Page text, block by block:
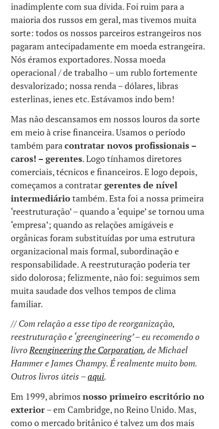
inadimplente com sua dívida. Foi ruim para a
maioria dos russos em geral, mas tivemos muita
sorte: todos os nossos parceiros estrangeiros nos
pagaram antecipadamente em moeda estrangeira.
Nós éramos exportadores. Nossa moeda
operacional / de trabalho – um rublo fortemente
desvalorizado; nossa renda – dólares, libras
esterlinas, ienes etc. Estávamos indo bem!
Mas não descansamos em nossos louros da sorte
em meio à crise financeira. Usamos o período
também paracontratar novos profissionais –
caros! – gerentes. Logo tínhamos diretores
comerciais, técnicos e financeiros. E logo depois,
começamos a contratar gerentes de nível
intermediáriotambém. Esta foi a nossa primeira
‘reestruturação’ – quando a ‘equipe’ se tornou uma
‘empresa’; quando as relações amigáveis e
orgânicas foram substituídas por uma estrutura
organizacional mais formal, subordinação e
responsabilidade. A reestruturação poderia ter
sido dolorosa; felizmente, não foi: seguimos sem
muita saudade dos velhos tempos de clima
familiar.
// Com relação a esse tipo de reorganização,
reestruturação e ‘greengineering’ – eu recomendo o
livroReengineering the Corporation, de Michael
Hammer e James Champy. É realmente muito bom.
Outros livros úteis –aqui.
Em 1999, abrimosnosso primeiro escritório no
exterior– em Cambridge, no Reino Unido. Mas,
como o mercado britânico é talvez um dos mais